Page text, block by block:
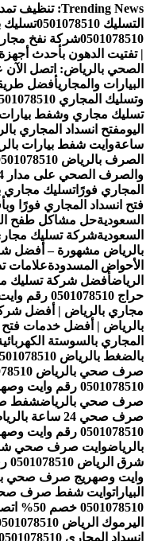
Trending News: تنظيف
التسليك 0501078510
تسليك
0501078510شركة نفخ مجاري
| تفتيت الدهون بأحدث أجهزة
الصحي بالرياض: اتصل الآن على
البيارات والمجاريأفضل
وتسليك المجاري 0501078510
تسليك مجاري وشفط بيارات 0501078510
اليومفتح انسداد المجاري بالرياض فوري 0501078510 خدمة طوارئ لحل
ساعةوايت شفط بيارات بالرياض 0501078510 خدمة طوارئ 24 ساعة لشفط وتنظيف
الصرف بالرياض 0501078510 حلول احترافية لانسداد المجاري بدون تكسير
والصرف الصحي على مدار 24 ساعة
المجاري فورًاتسليك مجاري
فتح انسداد المجاري فورًا
السعوديةحل مشاكل طفح
السعوديةشركة تسليك
بالرياض مشهورة – أفضل
الأحواض المسدودةعلامات
الرياضأفضل شركة تسليك مجاري
حراج 0501078510 رقم وايت وصهريج صرف صحي بالرياض
مجاري بالرياض | أفضل شركة
بالرياض | أفضل خدمات
المجاري بالسوستة الكهربائية 0501078510 اتصل الآن خصم 50% لا
بالضغط بالرياض 0501078510 افضل خدمات شفط البيارات
صرف صحي بالرياض 0501078510 رقم وايت وصهريج صرف صحي بالرياض
0501078510 رقم وايت وصهريج صرف صحي بالرياض
صرف صحي بالرياضشفط صرف صحي
صرف صحي 24 ساعة بالرياض 0501078510 رقم وايت وصهريج صرف صحي بالرياض
0501078510 رقم وايت وصهريج صرف صحي بالرياض
بالرياضوايت صرف صحي شمال الرياض 0501078510 رقم
شرق الرياض 0501078510 رقم وايت وصهريج صرف صحي بالرياض
وايت وصهريج صرف صحي
البياراتوايت شفط صرف صحي شمال الرياض
0501078510 خصم 50% اتصل الآن
اليرموك الرياض 0501078510 خصم 50% اتصل الآن
انسداد المجاري 0501078510 اتصل الآن خصم 50% لا تتردد